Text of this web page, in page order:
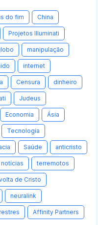
do fim China
Projetos Illuminati
manipulação
internet
Censura dinheiro
Judeus
Economia Ásia
Tecnologia
Saúde anticristo
terremotos
de Cristo
neuralink
Affinity Partners